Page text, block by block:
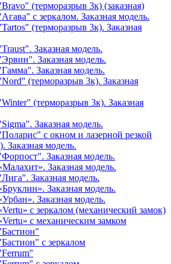
(терморазрыв 3к) (заказная)
с зеркалом. Заказная модель.
(терморазрыв 3к). Заказная
Заказная модель.
Заказная модель.
Заказная модель.
(терморазрыв 3к). Заказная
(терморазрыв 3к). Заказная
Заказная модель.
с окном и лазерной резкой
Заказная модель.
Заказная модель.
Заказная модель.
Заказная модель.
Заказная модель.
Заказная модель.
с зеркалом (механический замок)
с механическим замком
с зеркалом